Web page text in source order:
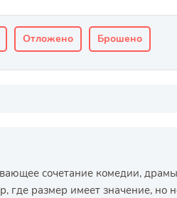
Отложено Брошено
сочетание комедии,
размер имеет значение, но